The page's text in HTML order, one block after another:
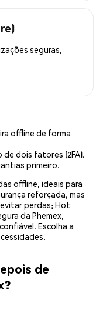
seguras,
offline de forma
dois fatores (2FA).
primeiro.
offline, ideais para
reforçada, mas
perdas; Hot
da Phemex,
Escolha a
de